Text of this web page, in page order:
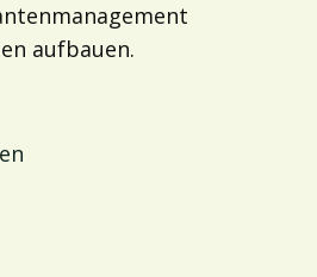
aufbauen.